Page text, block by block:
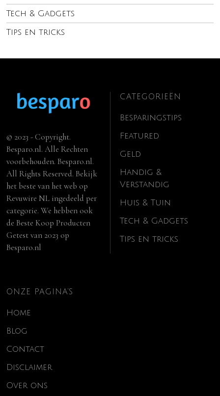
Tech & Gadgets
Tips en tricks
© 2023 - Copyright.
Besparo.nl. Alle Rechten
voorbehouden. Besparo.nl.
All Rights Reserved. Bekijk
het beste van het web op
Revuwire NL ingedeeld per
categorie. We hebben ook
deBeste Koop Producten
Getest van 2023 op
Besparo.nl
CATEGORIEËN
Besparingstips
Featured
Geld
Handig &
Verstandig
Huis & Tuin
Tech & Gadgets
Tips en tricks
ONZE PAGINA’S
Home
Blog
Contact
Disclaimer
Over ons